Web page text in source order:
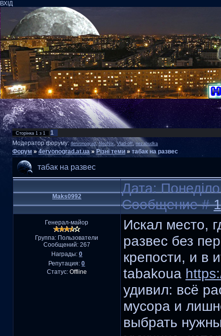
ВХІД
Сторінка 1 з 1
1
Модератор форуму:4ervonograd,NeoNix,Vlad-off,nezabudka
Форум » 4ervonograd.at.ua » Різні теми » табак на развес
табак на развес
Maks0992
Дата:
Сообщение #1
Генерал-майор
Группа: Пользователи
Сообщений: 267
Награды: 0
Репутация:0
Статус: Offline
Искал место,
развес без
крепости, и в
tabakoua
удивил: всё
мусора и
выбрать